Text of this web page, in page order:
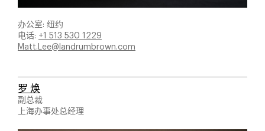
办公室: 纽约
电话: +1 513 530 1229
Matt.Lee@landrumbrown.com
罗 焕
副总裁
上海办事处总经理